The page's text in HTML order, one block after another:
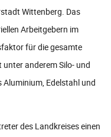
Wittenberg. Das
Arbeitgebern im
für die gesamte
anderem Silo- und
Edelstahl und
des Landkreises einen